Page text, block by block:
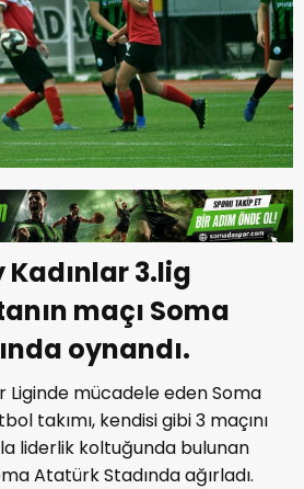
Kadınlar 3.lig
maçı Soma
oynandı.
Liginde mücadele eden Soma
takımı, kendisi gibi 3 maçını
liderlik koltuğunda bulunan
Atatürk Stadında ağırladı.